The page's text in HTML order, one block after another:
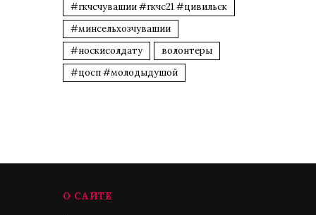
#гкчсчувашии #гкчс21 #цивильск
#минсельхозчувашии
#носкисолдату
волонтеры
#цосп #молодыдушой
О САЙТЕ